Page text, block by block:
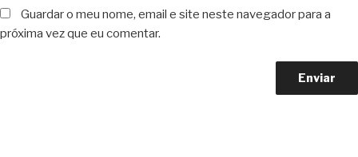
Guardar o meu nome, email e site neste navegador para a
próxima vez que eu comentar.